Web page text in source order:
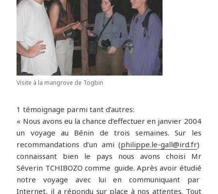
Visite à la mangrove de Togbin
1 témoignage parmi tant d’autres:
« Nous avons eu la chance d’effectuer en janvier 2004
un voyage au Bénin de trois semaines. Sur les
recommandations d’un ami (philippe.le-gall@ird.fr)
connaissant bien le pays nous avons choisi Mr
Séverin TCHIBOZO comme guide. Après avoir étudié
notre voyage avec lui en communiquant par
Internet, il a répondu sur place à nos attentes. Tout